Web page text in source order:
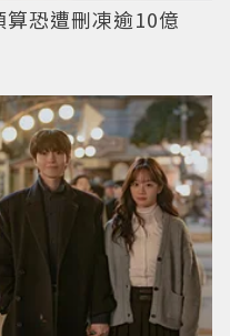
算恐遭刪凍逾10億